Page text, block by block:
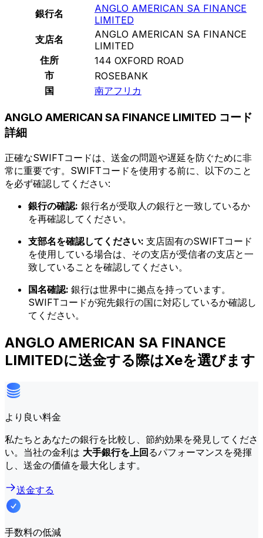
銀行名
ANGLO AMERICAN SA FINANCE
LIMITED
支店名
ANGLO AMERICAN SA FINANCE
LIMITED
住所
144 OXFORD ROAD
市
ROSEBANK
国
南アフリカ
ANGLO AMERICAN SA FINANCE LIMITED コード
詳細
正確なSWIFTコードは、送金の問題や遅延を防ぐために非
常に重要です。SWIFTコードを使用する前に、以下のこと
を必ず確認してください:
銀行の確認: 銀行名が受取人の銀行と一致しているか
を再確認してください。
支部名を確認してください: 支店固有のSWIFTコード
を使用している場合は、その支店が受信者の支店と一
致していることを確認してください。
国名確認: 銀行は世界中に拠点を持っています。
SWIFTコードが宛先銀行の国に対応しているか確認し
てください。
ANGLO AMERICAN SA FINANCE
LIMITEDに送金する際はXeを選びます
より良い料金
私たちとあなたの銀行を比較し、節約効果を発見してくださ
い。当社の金利は 大手銀行を上回るパフォーマンスを発揮
し、送金の価値を最大化します。
送金する
手数料の低減